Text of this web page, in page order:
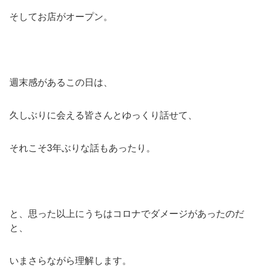
そしてお店がオープン。
週末感があるこの日は、
久しぶりに会える皆さんとゆっくり話せて、
それこそ3年ぶりな話もあったり。
と、思った以上にうちはコロナでダメージがあったのだ
と、
いまさらながら理解します。